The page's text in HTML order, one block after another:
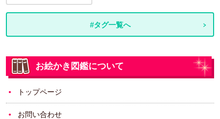
#タグ一覧へ
お絵かき図鑑について
トップページ
お問い合わせ